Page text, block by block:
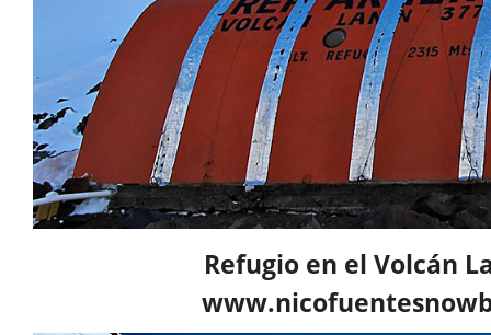
Refugio en el Volcán